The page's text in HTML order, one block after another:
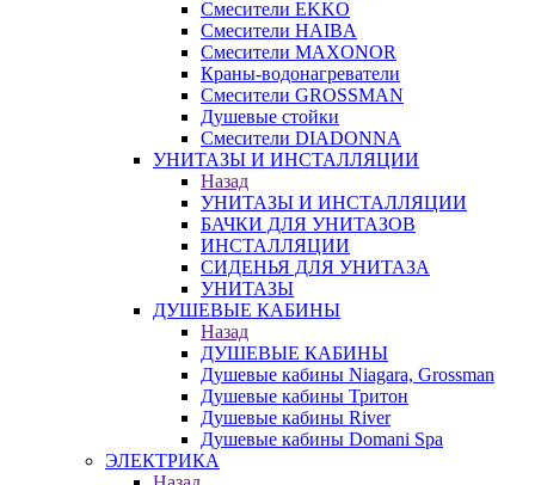
Смесители EKKO
Смесители HAIBA
Смесители MAXONOR
Краны-водонагреватели
Смесители GROSSMAN
Душевые стойки
Смесители DIADONNA
УНИТАЗЫ И ИНСТАЛЛЯЦИИ
Назад
УНИТАЗЫ И ИНСТАЛЛЯЦИИ
БАЧКИ ДЛЯ УНИТАЗОВ
ИНСТАЛЛЯЦИИ
СИДЕНЬЯ ДЛЯ УНИТАЗА
УНИТАЗЫ
ДУШЕВЫЕ КАБИНЫ
Назад
ДУШЕВЫЕ КАБИНЫ
Душевые кабины Niagara, Grossman
Душевые кабины Тритон
Душевые кабины River
Душевые кабины Domani Spa
ЭЛЕКТРИКА